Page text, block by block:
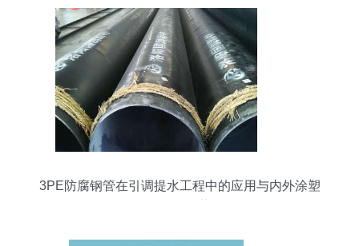
3PE防腐钢管在引调提水工程中的应用与内外涂塑